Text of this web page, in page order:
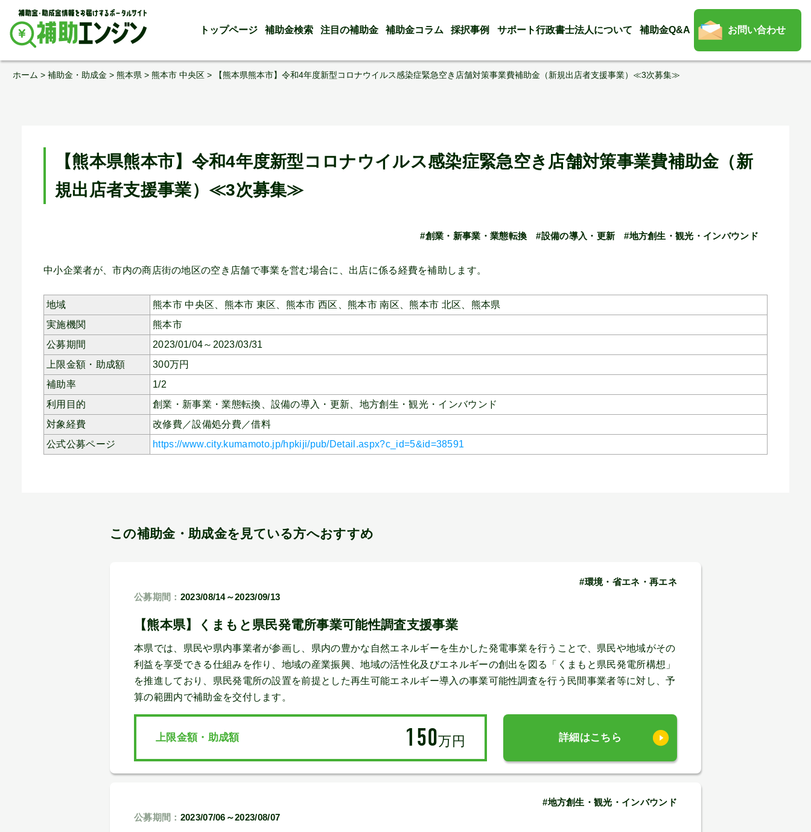
Skip
トップページ 補助金検索 注目の補助金 補助金コラム 採択事例 サポート行政書士法人について 補助金Q&A お問い合わせ
ホーム > 補助金・助成金 > 熊本県 > 熊本市 中央区 > 【熊本県熊本市】令和4年度新型コロナウイルス感染症緊急空き店舗対策事業費補助金（新規出店者支援事業）≪3次募集≫
【熊本県熊本市】令和4年度新型コロナウイルス感染症緊急空き店舗対策事業費補助金（新
規出店者支援事業）≪3次募集≫
#創業・新事業・業態転換 #設備の導入・更新 #地方創生・観光・インバウンド
中小企業者が、市内の商店街の地区の空き店舗で事業を営む場合に、出店に係る経費を補助します。
地域 熊本市 中央区、 熊本市 東区、 熊本市 西区、熊本市 南区、熊本市 北区、 熊本県
実施機関
熊本市
公募期間
2023/01/04～2023/03/31
上限金額・助成額
300万円
補助率
1/2
利用目的
創業・新事業・業態転換、 設備の導入・更新、 地方創生・観光・インバウンド
対象経費
改修費／設備処分費／借料
公式公募ページ
https://www.city.kumamoto.jp/hpkiji/pub/Detail.aspx?c_id=5&id=38591
この補助金・助成金を見ている方へおすすめ
#環境・省エネ・再エネ
公募期間： 2023/08/14～2023/09/13
【熊本県】くまもと県民発電所事業可能性調査支援事業
本県では、県民や県内事業者が参画し、県内の豊かな自然エネルギーを生かした発電事業を行うことで、県民や地域がその
利益を享受できる仕組みを作り、地域の産業振興、地域の活性化及びエネルギーの創出を図る「くまもと県民発電所構想」
を推進しており、県民発電所の設置を前提とした再生可能エネルギー導入の事業可能性調査を行う民間事業者等に対し、予
算の範囲内で補助金を交付します。
上限金額・助成額 150万円 詳細はこちら
#地方創生・観光・インバウンド
公募期間： 2023/07/06～2023/08/07